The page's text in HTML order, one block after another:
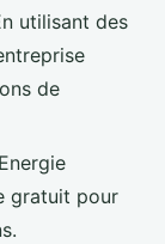
utilisant des
de
gratuit pour